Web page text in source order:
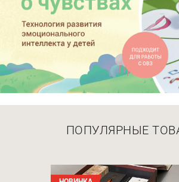
ПОПУЛЯРНЫЕ